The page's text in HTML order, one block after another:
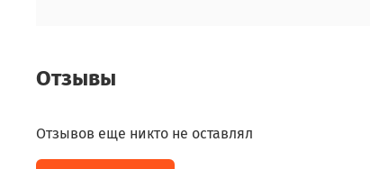
Отзывы
Отзывов еще никто не оставлял